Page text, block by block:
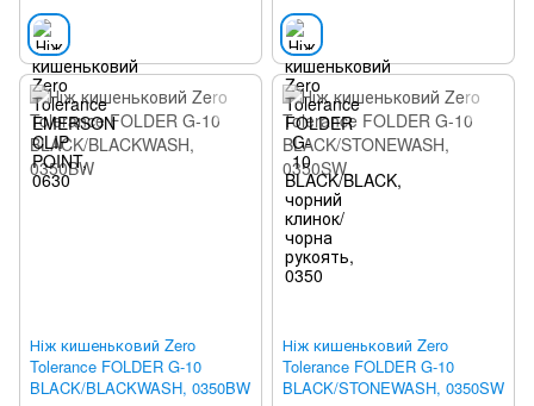
Ніж кишеньковий Zero
Tolerance FOLDER G-10
BLACK/BLACKWASH, 0350BW
Ніж кишеньковий Zero
Tolerance FOLDER G-10
BLACK/STONEWASH, 0350SW